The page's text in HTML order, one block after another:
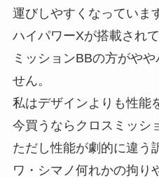
運びしやすくなっていま
ハイパワーXが搭載され
ミッションBBの方がや
せん。
私はデザインよりも性能
今買うならクロスミッシ
ただし性能が劇的に違う
ワ・シマノ何れかの拘り